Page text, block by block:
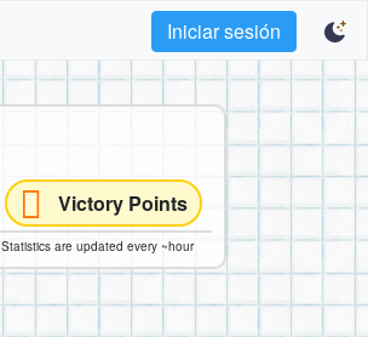
Iniciar sesión
Victory Points
Statistics are updated every ~hour